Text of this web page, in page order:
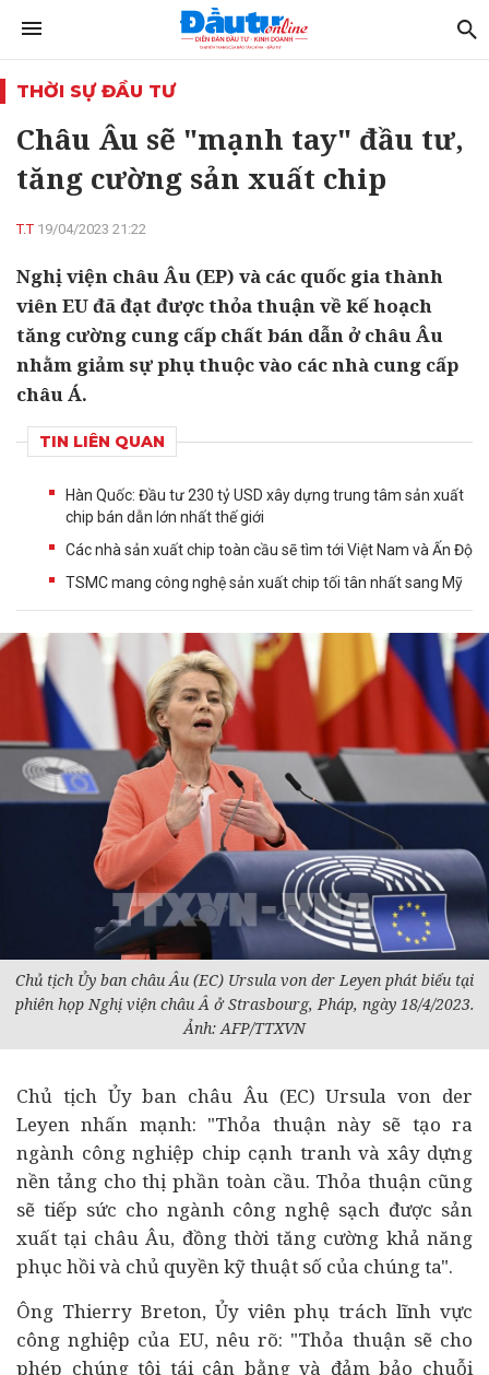
THỜI SỰ ĐẦU TƯ
Châu Âu sẽ "mạnh tay" đầu tư,
tăng cường sản xuất chip
T.T 19/04/2023 21:22
Nghị viện châu Âu (EP) và các quốc gia thành
viên EU đã đạt được thỏa thuận về kế hoạch
tăng cường cung cấp chất bán dẫn ở châu Âu
nhằm giảm sự phụ thuộc vào các nhà cung cấp
châu Á.
TIN LIÊN QUAN
Hàn Quốc: Đầu tư 230 tỷ USD xây dựng trung tâm sản xuất
chip bán dẫn lớn nhất thế giới
Các nhà sản xuất chip toàn cầu sẽ tìm tới Việt Nam và Ấn Độ
TSMC mang công nghệ sản xuất chip tối tân nhất sang Mỹ
Chủ tịch Ủy ban châu Âu (EC) Ursula von der Leyen phát biểu tại
phiên họp Nghị viện châu Â ở Strasbourg, Pháp, ngày 18/4/2023.
Ảnh: AFP/TTXVN
Chủ tịch Ủy ban châu Âu (EC) Ursula von der
Leyen nhấn mạnh: "Thỏa thuận này sẽ tạo ra
ngành công nghiệp chip cạnh tranh và xây dựng
nền tảng cho thị phần toàn cầu. Thỏa thuận cũng
sẽ tiếp sức cho ngành công nghệ sạch được sản
xuất tại châu Âu, đồng thời tăng cường khả năng
phục hồi và chủ quyền kỹ thuật số của chúng ta".
Ông Thierry Breton, Ủy viên phụ trách lĩnh vực
công nghiệp của EU, nêu rõ: "Thỏa thuận sẽ cho
phép chúng tôi tái cân bằng và đảm bảo chuỗi